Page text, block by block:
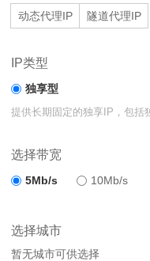
动态代理IP 隧道代理IP
IP类型
独享型
提供长期固定的独享IP，包括
选择带宽
5Mb/s 10Mb/s
选择城市
暂无城市可供选择